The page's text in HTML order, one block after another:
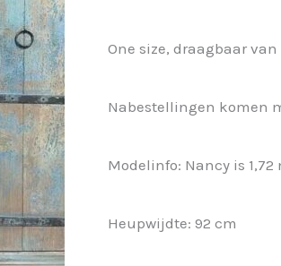
One size, draagbaar
Nabestellingen komen
Modelinfo: Nancy is
Heupwijdte: 92 cm